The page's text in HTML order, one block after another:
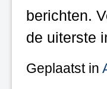
berichten.
de uiterste
Geplaatst in